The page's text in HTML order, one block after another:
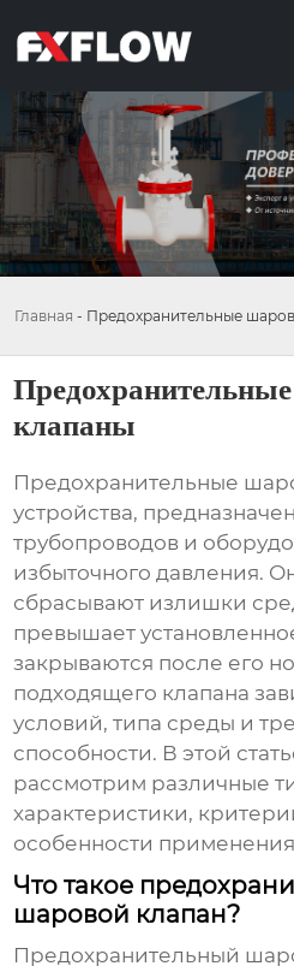
Главная - Предохранительные
клапаны
Предохранительные
устройства,
трубопроводов и
избыточного давления.
сбрасывают излишки
превышает
закрываются после его
подходящего клапана
условий, типа среды и
способности. В этой
рассмотрим различные
характеристики,
особенности
Что такое
шаровой клапан?
Предохранительный